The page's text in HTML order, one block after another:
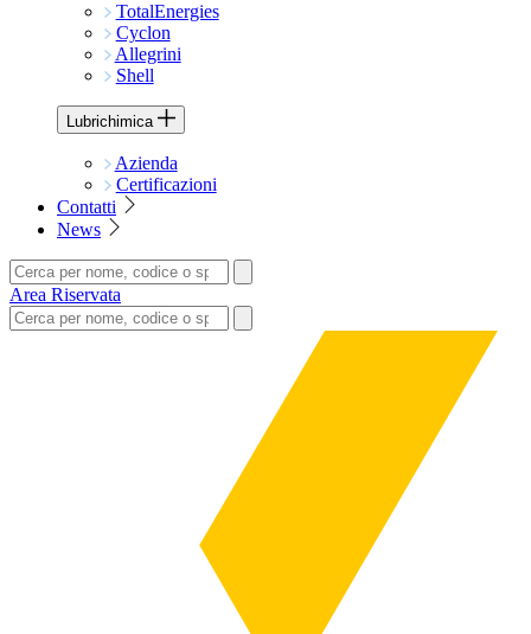
TotalEnergies
Cyclon
Allegrini
Shell
Lubrichimica
Azienda
Certificazioni
Contatti
News
Area Riservata